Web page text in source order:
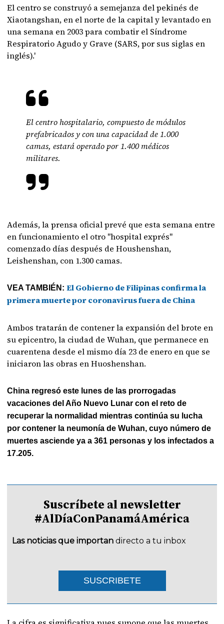
El centro se construyó a semejanza del pekinés de
Xiaotangshan, en el norte de la capital y levantado en
una semana en 2003 para combatir el Síndrome
Respiratorio Agudo y Grave (SARS, por sus siglas en
inglés).'
El centro hospitalario, compuesto de módulos
prefabricados y con una capacidad de 1.000
camas, estará operado por 1.400 médicos
militares.
Además, la prensa oficial prevé que esta semana entre
en funcionamiento el otro "hospital exprés"
comenzado días después de Houshenshan,
Leishenshan, con 1.300 camas.
VEA TAMBIÉN:El Gobierno de Filipinas confirma la
primera muerte por coronavirus fuera de China
Ambos tratarán de contener la expansión del brote en
su epicentro, la ciudad de Wuhan, que permanece en
cuarentena desde el mismo día 23 de enero en que se
iniciaron las obras en Huoshenshan.
China regresó este lunes de las prorrogadas
vacaciones del Año Nuevo Lunar con el reto de
recuperar la normalidad mientras continúa su lucha
por contener la neumonía de Wuhan, cuyo número de
muertes asciende ya a 361 personas y los infectados a
17.205.
Suscríbete al newsletter
#AlDíaConPanamáAmérica
Las noticias que importan directo a tu inbox
SUSCRIBETE